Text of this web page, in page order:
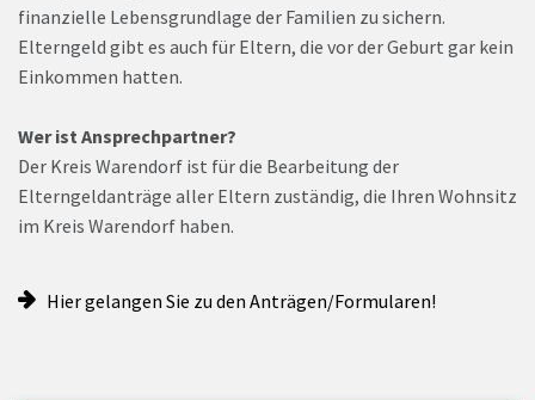
finanzielle Lebensgrundlage der Familien zu sichern.
Elterngeld gibt es auch für Eltern, die vor der Geburt gar kein
Einkommen hatten.
Wer ist Ansprechpartner?
Der Kreis Warendorf ist für die Bearbeitung der
Elterngeldanträge aller Eltern zuständig, die Ihren Wohnsitz
im Kreis Warendorf haben.
Hier gelangen Sie zu den Anträgen/Formularen!